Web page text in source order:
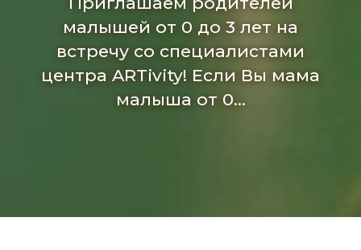
малышей от 0 до 3 лет на
встречу со специалистами
центра ARTivity! Если Вы мама
малыша от 0…